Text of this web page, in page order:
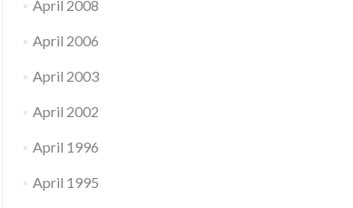
April 2008
April 2006
April 2003
April 2002
April 1996
April 1995